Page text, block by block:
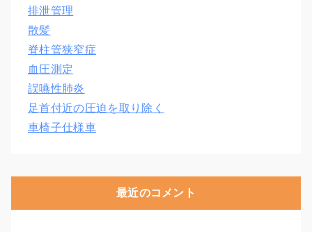
排泄管理
散髪
脊柱管狭窄症
血圧測定
誤嚥性肺炎
足首付近の圧迫を取り除く
車椅子仕様車
最近のコメント